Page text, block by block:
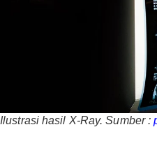
Ilustrasi hasil X-Ray. Sumber :